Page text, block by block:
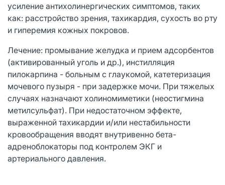
усиление антихолинергических симптомов, таких
как: расстройство зрения, тахикардия, сухость во рту
и гиперемия кожных покровов.
Лечение: промывание желудка и прием адсорбентов
(активированный уголь и др.), инстилляция
пилокарпина - больным с глаукомой, катетеризация
мочевого пузыря - при задержке мочи. При тяжелых
случаях назначают холиномиметики (неостигмина
метилсульфат). При недостаточном эффекте,
выраженной тахикардии и/или нестабильности
кровообращения вводят внутривенно бета-
адреноблокаторы под контролем ЭКГ и
артериального давления.